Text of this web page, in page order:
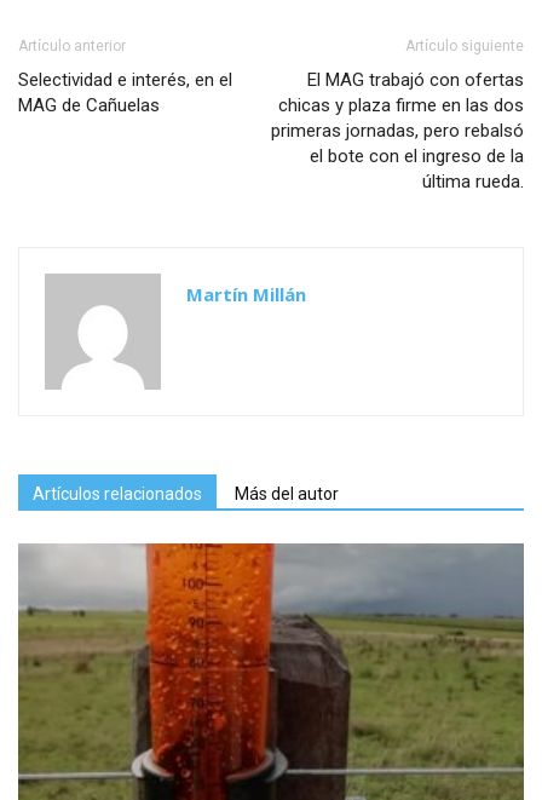
Artículo anterior
Selectividad e interés, en el
MAG de Cañuelas
Artículo siguiente
El MAG trabajó con ofertas
chicas y plaza firme en las dos
primeras jornadas, pero rebalsó
el bote con el ingreso de la
última rueda.
Martín Millán
Artículos relacionados Más del autor